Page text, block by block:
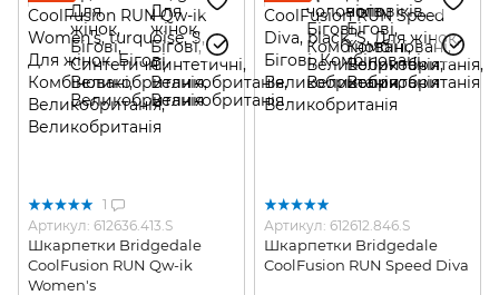
1
Артикул: 612636.413.S
Шкарпетки Bridgedale
CoolFusion RUN Qw-ik
Women's
Артикул: 612612.846.S
Шкарпетки Bridgedale
CoolFusion RUN Speed Diva